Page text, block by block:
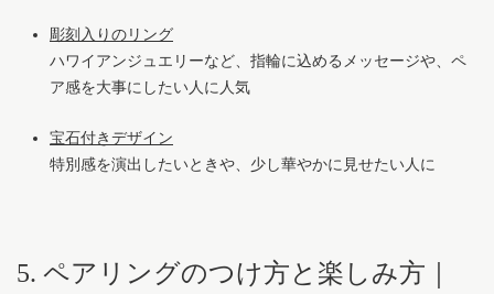
彫刻入りのリング
ハワイアンジュエリーなど、指輪に込めるメッセージや、ペ
ア感を大事にしたい人に人気
宝石付きデザイン
特別感を演出したいときや、少し華やかに見せたい人に
5. ペアリングのつけ方と楽しみ方｜